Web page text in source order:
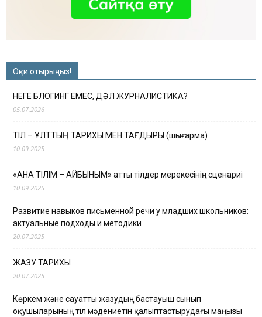
Оқи отырыңыз!
НЕГЕ БЛОГИНГ ЕМЕС, ДӘЛ ЖУРНАЛИСТИКА?
05.07.2026
ТІЛ – ҰЛТТЫҢ ТАРИХЫ МЕН ТАҒДЫРЫ (шығарма)
10.09.2025
«АНА ТІЛІМ – АЙБЫНЫМ» атты тілдер мерекесінің сценариі
10.09.2025
Развитие навыков письменной речи у младших школьников:
актуальные подходы и методики
20.07.2025
ЖАЗУ ТАРИХЫ
20.07.2025
Көркем және сауатты жазудың бастауыш сынып
оқушыларының тіл мәдениетін қалыптастырудағы маңызы